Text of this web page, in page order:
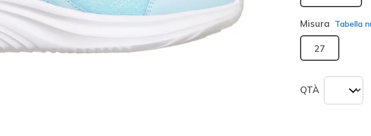
Misura Tabella
27
QTÀ